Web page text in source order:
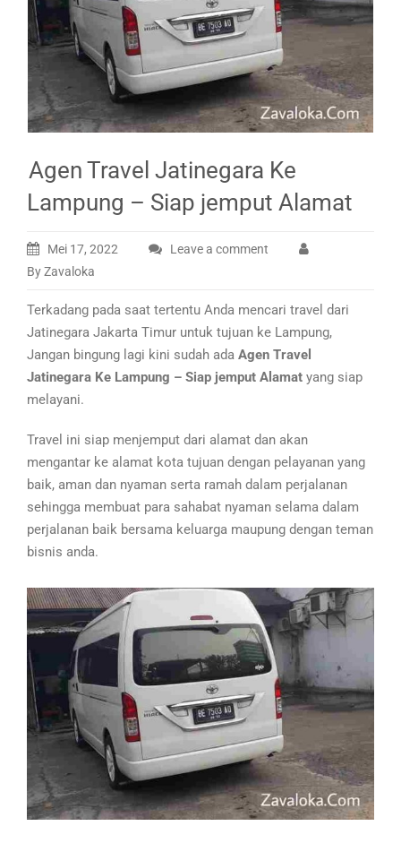
Agen Travel Jatinegara Ke
Lampung – Siap jemput Alamat
Mei 17, 2022
Leave a comment
By Zavaloka
Terkadang pada saat tertentu Anda mencari travel dari
Jatinegara Jakarta Timur untuk tujuan ke Lampung,
Jangan bingung lagi kini sudah ada Agen Travel
Jatinegara Ke Lampung – Siap jemput Alamat yang siap
melayani.
Travel ini siap menjemput dari alamat dan akan
mengantar ke alamat kota tujuan dengan pelayanan yang
baik, aman dan nyaman serta ramah dalam perjalanan
sehingga membuat para sahabat nyaman selama dalam
perjalanan baik bersama keluarga maupung dengan teman
bisnis anda.